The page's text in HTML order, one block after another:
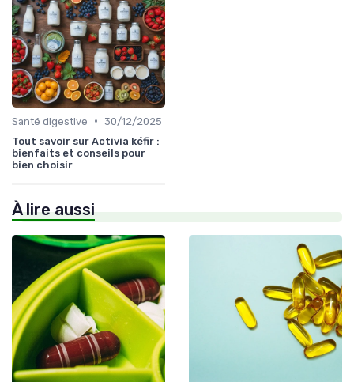
Santé digestive • 30/12/2025
Tout savoir sur Activia kéfir :
bienfaits et conseils pour
bien choisir
À lire aussi